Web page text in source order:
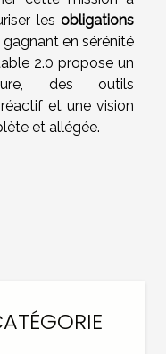
les obligations
en sérénité
2.0 propose un
des outils
et une vision
et allégée.